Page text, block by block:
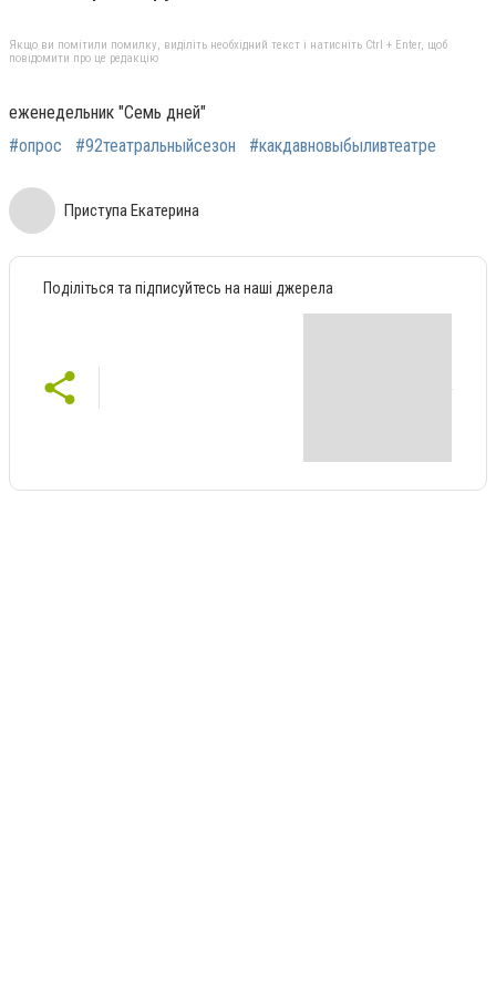
Якщо ви помітили помилку, виділіть необхідний текст і натисніть Ctrl + Enter, щоб
повідомити про це редакцію
еженедельник "Семь дней"
#опрос
#92театральныйсезон #какдавновыбыливтеатре
Приступа Екатерина
Поділіться та підписуйтесь на наші джерела